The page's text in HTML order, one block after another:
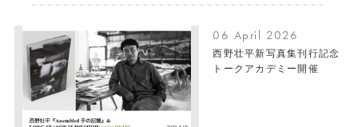
06 April 2026
西野壮平新写真集刊行記念
トークアカデミー開催